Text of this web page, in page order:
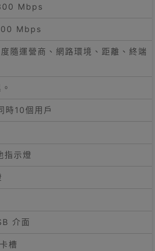
Mbps
Mbps
隨運營商、網路環境、距離、終端
時10個用戶
指示燈
介面
槽